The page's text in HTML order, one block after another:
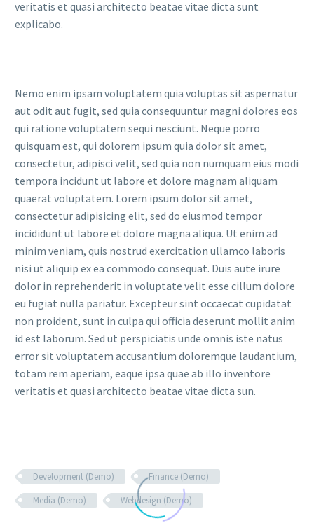
veritatis et quasi architecto beatae vitae dicta sunt
explicabo.
Nemo enim ipsam voluptatem quia voluptas sit aspernatur
aut odit aut fugit, sed quia consequuntur magni dolores eos
qui ratione voluptatem sequi nesciunt. Neque porro
quisquam est, qui dolorem ipsum quia dolor sit amet,
consectetur, adipisci velit, sed quia non numquam eius modi
tempora incidunt ut labore et dolore magnam aliquam
quaerat voluptatem. Lorem ipsum dolor sit amet,
consectetur adipisicing elit, sed do eiusmod tempor
incididunt ut labore et dolore magna aliqua. Ut enim ad
minim veniam, quis nostrud exercitation ullamco laboris
nisi ut aliquip ex ea commodo consequat. Duis aute irure
dolor in reprehenderit in voluptate velit esse cillum dolore
eu fugiat nulla pariatur. Excepteur sint occaecat cupidatat
non proident, sunt in culpa qui officia deserunt mollit anim
id est laborum. Sed ut perspiciatis unde omnis iste natus
error sit voluptatem accusantium doloremque laudantium,
totam rem aperiam, eaque ipsa quae ab illo inventore
veritatis et quasi architecto beatae vitae dicta sun.
Development (Demo)
Finance (Demo)
Media (Demo)
Webdesign (Demo)